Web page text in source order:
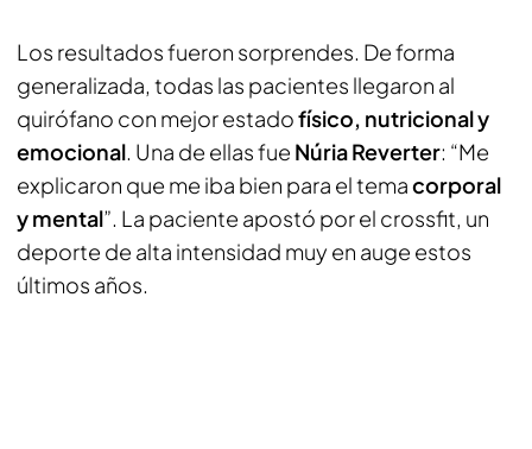
Los resultados fueron sorprendes. De forma
generalizada, todas las pacientes llegaron al
quirófano con mejor estadofísico, nutricional y
emocional. Una de ellas fue Núria Reverter: “Me
explicaron que me iba bien para el temacorporal
y mental”. La paciente apostó por el crossfit, un
deporte de alta intensidad muy en auge estos
últimos años.